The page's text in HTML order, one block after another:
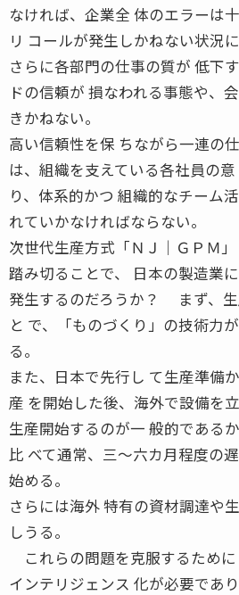
なければ、企業全 体のエラーは
リ コールが発生しかねない状況
さらに各部門の仕事の質が 低下
ドの信頼が 損なわれる事態や、
きかねない。
高い信頼性を保 ちながら一連の
は、組織を支えている各社員の
り、体系的かつ 組織的なチーム
れていかなければならない。
次世代生産方式「ＮＪ│ＧＰＭ
踏み切ることで、 日本の製造業
発生するのだろうか？ まず、生
と で、「ものづくり」の技術力
る。
また、日本で先行し て生産準備
産 を開始した後、海外で設備を
生産開始するのが一 般的である
比 べて通常、三〜六カ月程度の
始める。
さらには海外 特有の資材調達や
しうる。
これらの問題を克服するため
インテリジェンス 化が必要であ